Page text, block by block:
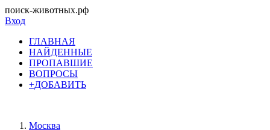
поиск-животных.рф
Вход
ГЛАВНАЯ
НАЙДЕННЫЕ
ПРОПАВШИЕ
ВОПРОСЫ
+ДОБАВИТЬ
Москва